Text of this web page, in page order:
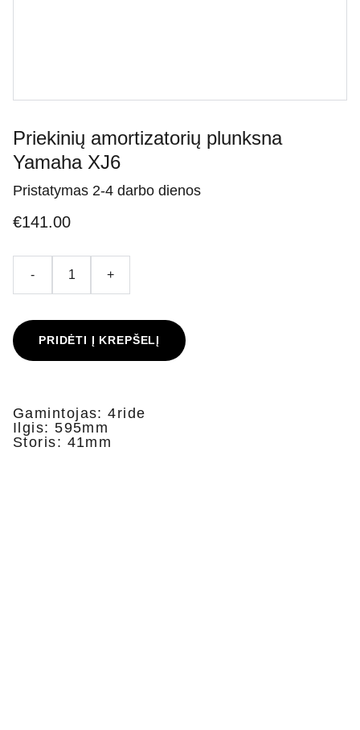
Priekinių amortizatorių plunksna
Yamaha XJ6
Pristatymas 2-4 darbo dienos
€141.00
- +
PRIDĖTI Į KREPŠELĮ
Gamintojas: 4ride
Ilgis: 595mm
Storis: 41mm